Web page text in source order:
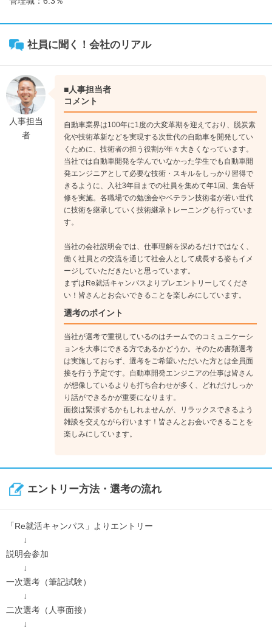
社員に聞く！会社のリアル
人事担当
者
■人事担当者
コメント
自動車業界は100年に1度の大変革期を迎えており、脱炭素
化や技術革新などを実現する次世代の自動車を開発してい
くために、技術者の担う役割が年々大きくなっています。
当社では自動車開発を学んでいなかった学生でも自動車開
発エンジニアとして必要な技術・スキルをしっかり習得で
きるように、入社3年目までの社員を集めて年1回、集合研
修を実施。各職場での勉強会やベテラン技術者が若い世代
に技術を継承していく技術継承トレーニングも行っていま
す。
当社の会社説明会では、仕事理解を深めるだけではなく、
働く社員との交流を通じて社会人として成長する姿もイメ
ージしていただきたいと思っています。
まずはRe就活キャンパスよりプレエントリーしてくださ
い！皆さんとお会いできることを楽しみにしています。
選考のポイント
当社が選考で重視しているのはチームでのコミュニケーシ
ョンを大事にできる方であるかどうか。そのため書類選考
は実施しておらず、選考をご希望いただいた方とは全員面
接を行う予定です。自動車開発エンジニアの仕事は皆さん
が想像しているよりも打ち合わせが多く、どれだけしっか
り話ができるかが重要になります。
面接は緊張するかもしれませんが、リラックスできるよう
雑談を交えながら行います！皆さんとお会いできることを
楽しみにしています。
エントリー方法・選考の流れ
「Re就活キャンパス」よりエントリー
↓
説明会参加
↓
一次選考（筆記試験）
↓
二次選考（人事面接）
↓